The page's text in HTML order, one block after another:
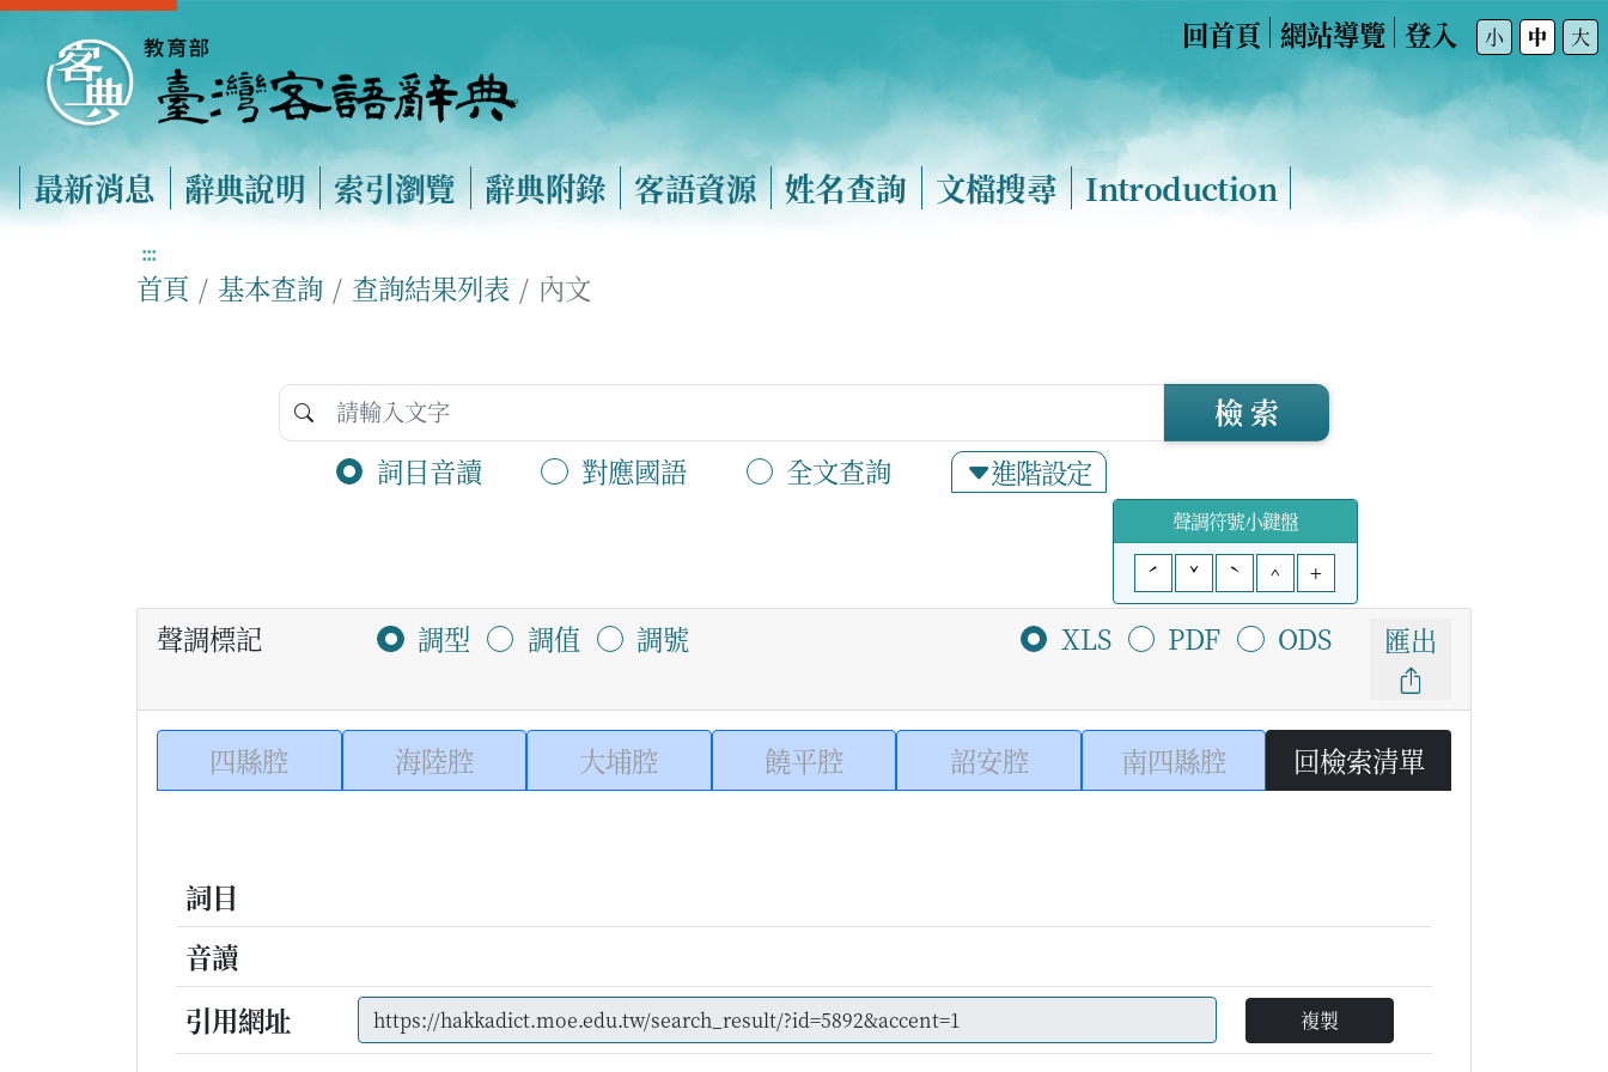
回首頁 網站導覽 登入 小 中 大
最新消息 辭典說明 索引瀏覽 辭典附錄 客語資源 姓名查詢 文檔搜尋 Introduction
:::
首頁 基本查詢 查詢結果列表 內文
詞目音讀 對應國語 全文查詢 進階設定
檢 索
聲調符號小鍵盤
ˊ
ˇ ˋ ^ +
聲調標記 調型 調值 調號 XLS PDF ODS 匯出
四縣腔 海陸腔 大埔腔 饒平腔 詔安腔 南四縣腔 回檢索清單
詞目
音讀
引用網址
複製